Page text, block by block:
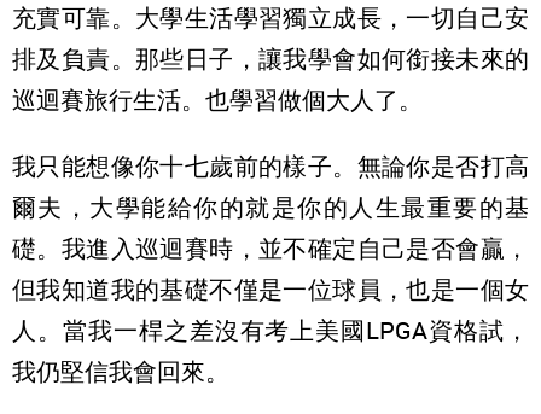
充實可靠。大學生活學習獨立成長，一切自己安
排及負責。那些日子，讓我學會如何銜接未來的
巡迴賽旅行生活。也學習做個大人了。
我只能想像你十七歲前的樣子。無論你是否打高
爾夫，大學能給你的就是你的人生最重要的基
礎。我進入巡迴賽時，並不確定自己是否會贏，
但我知道我的基礎不僅是一位球員，也是一個女
人。當我一桿之差沒有考上美國LPGA資格試，
我仍堅信我會回來。